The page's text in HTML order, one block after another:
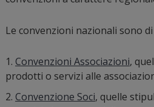
Le convenzioni nazionali sono
Convenzioni Associazioni,
prodotti o servizi alle
Convenzione Soci, quelle